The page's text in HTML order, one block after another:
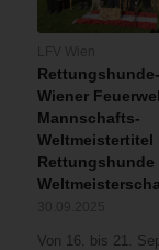
Wiener
Mannschafts-
Weltmeistertitel
Rettungshunde
Von 16. bis 21.